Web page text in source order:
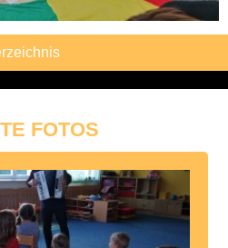
FOTOS